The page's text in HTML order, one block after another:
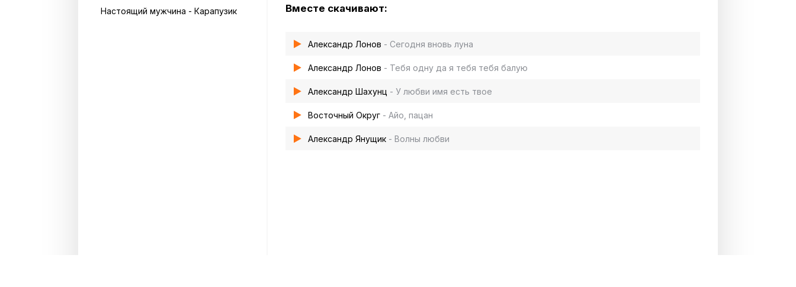
Настоящий мужчина - Карапузик
Вместе скачивают:
Александр Лонов - Сегодня вновь луна
Александр Лонов - Тебя одну да я тебя тебя балую
Александр Шахунц - У любви имя есть твое
Восточный Округ - Айо, пацан
Александр Янущик - Волны любви